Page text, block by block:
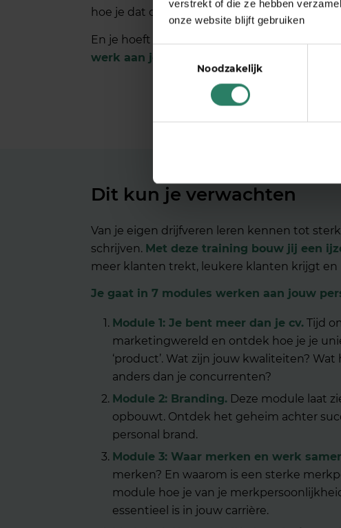
verstrekt of die ze hebben
onze website blijft gebruiken
Noodzakelijk
hoe je dat doet.In inspirerende modules
En je hoeft het niet alleen te doen! Een
werk aan jouw merk.
Dit kun je verwachten
Van je eigen drijfveren leren kennen tot
schrijven. Met deze training bouw jij een
meer klanten trekt, leukere klanten krijgt
Je gaat in 7 modules werken aan jouw
Module 1: Je bent meer dan je cv. Tijd
marketingwereld en ontdek hoe je je
‘product’. Wat zijn jouw kwaliteiten? Wat
anders dan je concurrenten?
Module 2: Branding. Deze module laat
opbouwt. Ontdek het geheim achter
personal brand.
Module 3: Waar merken en werk
merken? En waarom is een sterke
module hoe je van je
essentieel is in jouw carrière.